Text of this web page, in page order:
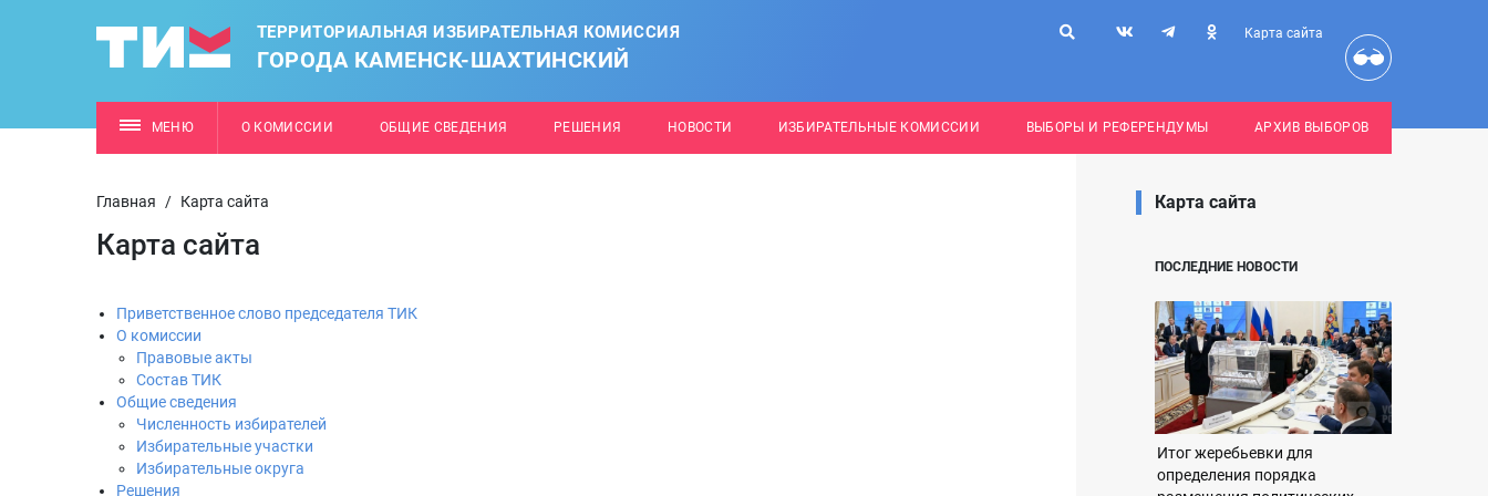
ТЕРРИТОРИАЛЬНАЯ ИЗБИРАТЕЛЬНАЯ КОМИССИЯ
ГОРОДА КАМЕНСК-ШАХТИНСКИЙ
Карта сайта
МЕНЮ О КОМИССИИ ОБЩИЕ СВЕДЕНИЯ РЕШЕНИЯ НОВОСТИ ИЗБИРАТЕЛЬНЫЕ КОМИССИИ ВЫБОРЫ И РЕФЕРЕНДУМЫ АРХИВ ВЫБОРОВ
Главная / Карта сайта
Карта сайта
Приветственное слово председателя ТИК
О комиссии
Правовые акты
Состав ТИК
Общие сведения
Численность избирателей
Избирательные участки
Избирательные округа
Решения
Карта сайта
ПОСЛЕДНИЕ НОВОСТИ
Итог жеребьевки для
определения порядка